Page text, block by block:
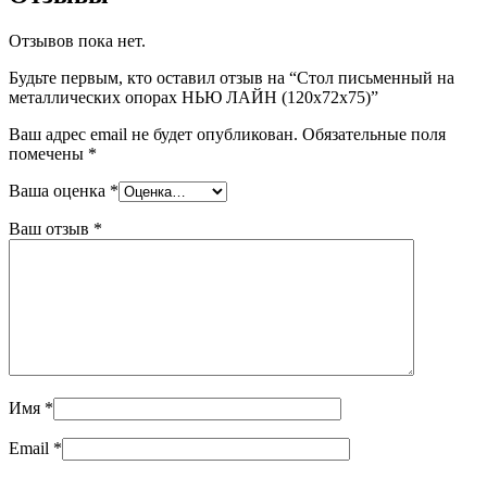
Отзывов пока нет.
Будьте первым, кто оставил отзыв на “Стол письменный на
металлических опорах НЬЮ ЛАЙН (120x72x75)”
Ваш адрес email не будет опубликован. Обязательные поля
помечены *
Ваша оценка *
Ваш отзыв *
Имя *
Email *